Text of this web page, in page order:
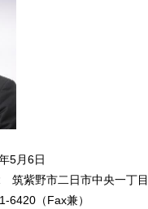
5月6日
筑紫野市二日市中央一丁
6420（Fax兼）